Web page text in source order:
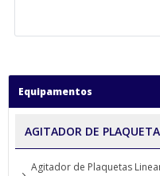
Equipamentos
AGITADOR DE
Agitador de Plaquetas